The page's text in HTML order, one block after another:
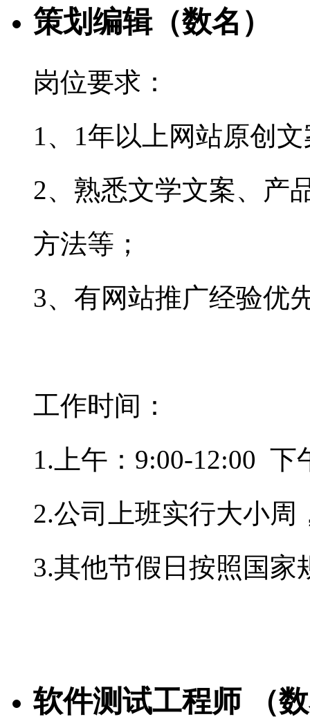
策划编辑（数名）
岗位要求：
1、1年以上网站原创
2、熟悉文学文案、产
方法等；
3、有网站推广经验优
工作时间：
1.上午：9:00-12:00 下
2.公司上班实行大小周
3.其他节假日按照国家
软件测试工程师 （